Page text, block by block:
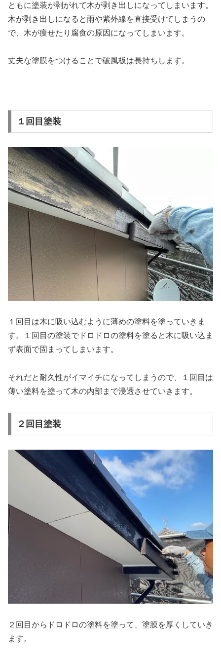
ともに塗装が剥がれて木が剥き出しになってしまいます。
木が剥き出しになると雨や紫外線を直接受けてしまうの
で、木が痩せたり腐食の原因になってしまいます。
丈夫な塗膜をつけることで破風板は長持ちします。
１回目塗装
１回目は木に吸い込むように薄めの塗料を塗っていきま
す。１回目の塗装でドロドロの塗料を塗ると木に吸い込ま
ず表面で固まってしまいます。
それだと耐久性がイマイチになってしまうので、１回目は
薄い塗料を塗って木の内部まで浸透させていきます。
２回目塗装
２回目からドロドロの塗料を塗って、塗膜を厚くしていき
ます。